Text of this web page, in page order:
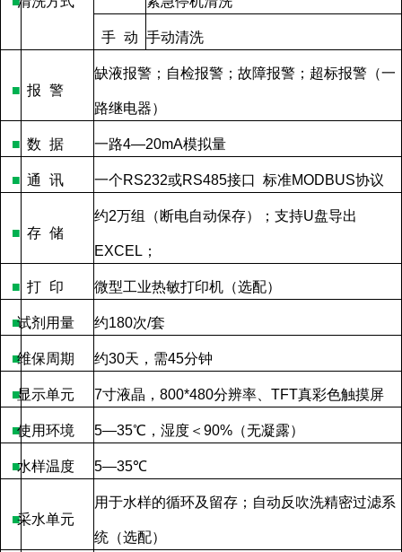
手 动 手动清洗
■ 报 警
缺液报警；自检报警；故障报警；超标报警（一
路继电器）
■ 数 据 一路4—20mA模拟量
■ 通 讯 一个RS232或RS485接口 标准MODBUS协议
■ 存 储
约2万组（断电自动保存）；支持U盘导出
EXCEL ；
■ 打 印 微型工业热敏打印机（选配）
■试剂用量 约180次/套
■维保周期 约30天，需45分钟
■显示单元 7寸液晶， 800*480分辨率、 TFT真彩色触摸屏
■使用环境 5—35℃，湿度＜ 90% （无凝露）
■水样温度 5—35℃
■采水单元
用于水样的循环及留存；自动反吹洗精密过滤系
统（选配）